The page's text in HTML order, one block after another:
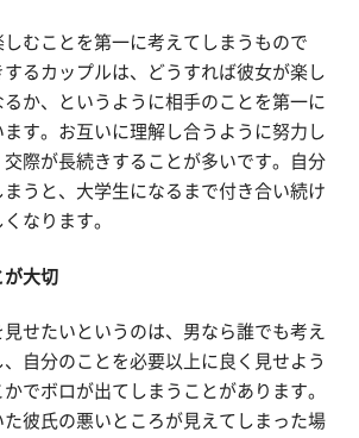
むことを第一に考えてしまうもので
るカップルは、どうすれば彼女が楽し
るか、というように相手のことを第一に
す。お互いに理解し合うように努力し
際が長続きすることが多いです。自分
うと、大学生になるまで付き合い続け
なります。
が大切
せたいというのは、男なら誰でも考え
自分のことを必要以上に良く見せよう
でボロが出てしまうことがあります。
た彼氏の悪いところが見えてしまった場